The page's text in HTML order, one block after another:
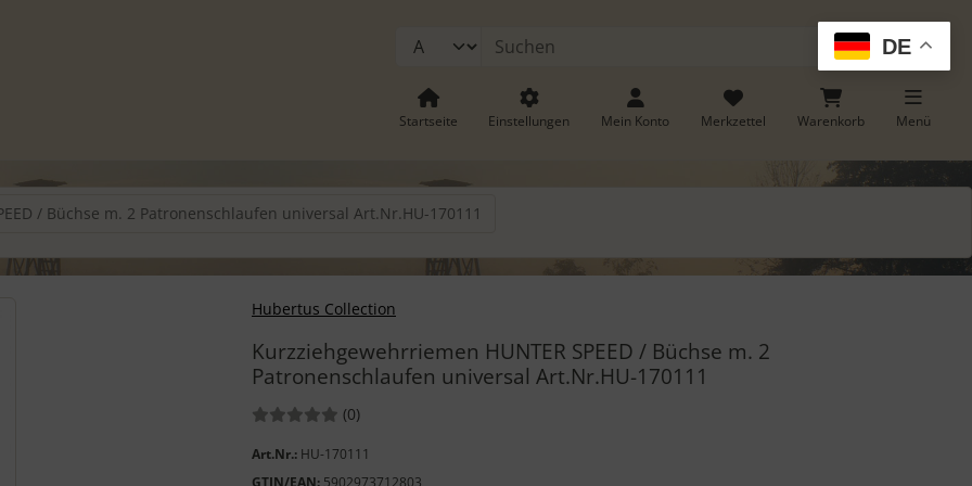
DE
Suchen
Startseite Einstellungen Mein Konto Merkzettel Warenkorb Menü
/ Büchse m. 2 Patronenschlaufen universal Art.Nr.HU-170111
Hubertus Collection
Kurzziehgewehrriemen HUNTER SPEED / Büchse m. 2
Patronenschlaufen universal Art.Nr.HU-170111
Bewertungen:
(0Bewertungen
)
Art.Nr.: HU-170111
"Vor-Button" nutzen, um zwischen den Bildern zu navigieren. Zum Vergrößern klicken Sie auf das Bild.